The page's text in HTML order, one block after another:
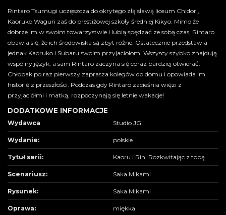
Rintaro Tsumugi uczęszcza do okrytego złą sławą liceum Chidori,
Kaoruko Waguri zaś do prestiżowej szkoły średniej Kikyo. Mimo że
dobrze im w swoim towarzystwie i lubią spędzać ze sobą czas, Rintaro
obawia się, że ich środowiska są zbyt różne. Ostatecznie przedstawia
jednak Kaoruko i Subaru swoim przyjaciołom. Wszyscy szybko znajdują
wspólny język, a sam Rintaro zaczyna się coraz bardziej otwierać.
Chłopak po raz pierwszy zaprasza kolegów do domu i opowiada im
historię z przeszłości. Podczas gdy Rintaro zacieśnia więzi z
przyjaciółmi i matką, rozpoczynają się letnie wakacje!
DODATKOWE INFORMACJE
Wydawca Studio JG
Wydanie: polskie
Tytuł serii: Kaoru i Rin. Rozkwitając z tobą
Scenariusz: Saka Mikami
Rysunek: Saka Mikami
Oprawa: miękka